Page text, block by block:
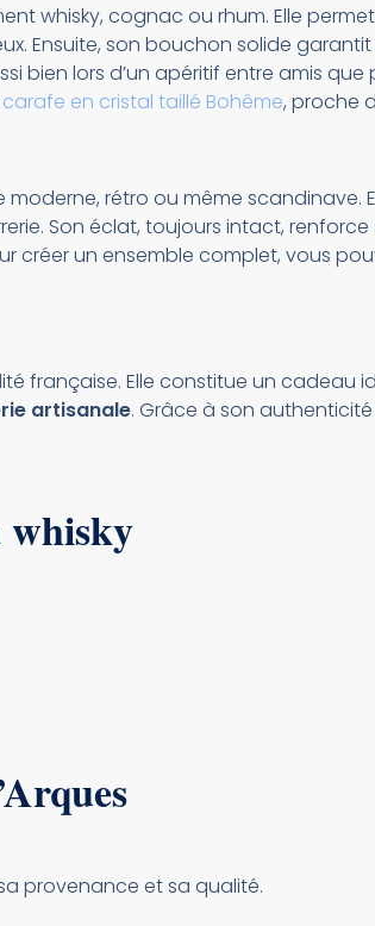
whisky, cognac ou rhum. Elle
Ensuite, son bouchon solide
bien lors d’un apéritif entre amis que
carafe en cristal taillé Bohême, proche
rétro ou même
Son éclat, toujours intact,
créer un ensemble complet, vous
française. Elle constitue un cadeau
artisanale. Grâce à son
whisky
provenance et sa qualité.